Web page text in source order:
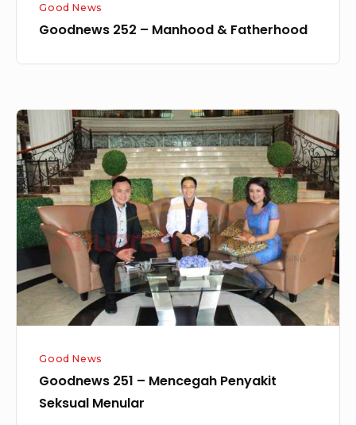
Good News
Goodnews 252 – Manhood & Fatherhood
Goodnews
251
–
Mencegah
Penyakit
Seksual
Menular
Good News
Goodnews 251 – Mencegah Penyakit
Seksual Menular